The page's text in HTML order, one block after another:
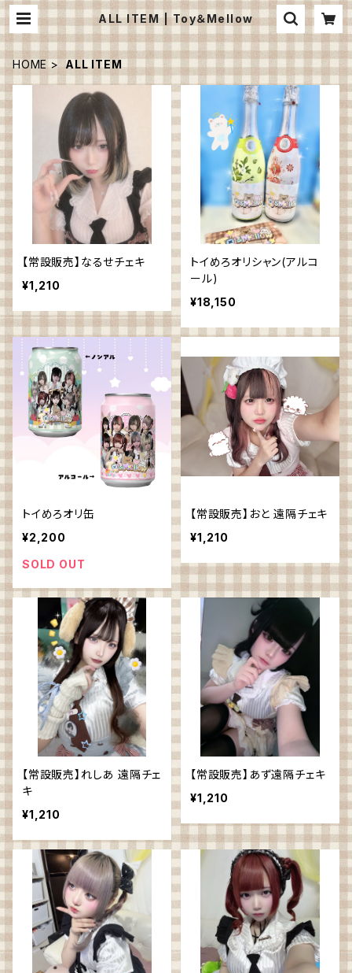
ALL ITEM | Toy＆Mellow
HOME ALL ITEM
【常設販売】なるせチェキ
¥1,210
トイめろオリシャン(アルコ
ール)
¥18,150
トイめろオリ缶
¥2,200
SOLD OUT
【常設販売】おと 遠隔チェキ
¥1,210
【常設販売】れしあ 遠隔チェ
キ
¥1,210
【常設販売】あず遠隔チェキ
¥1,210